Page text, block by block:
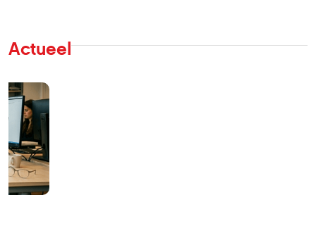
Actueel